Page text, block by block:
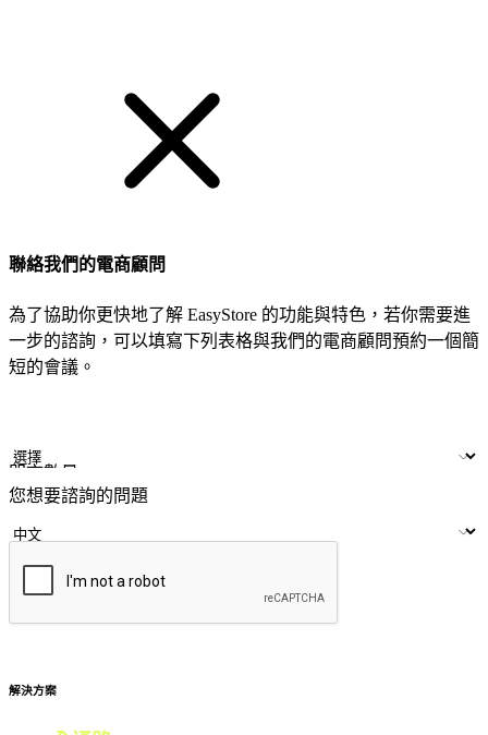
聯絡我們的電商顧問
為了協助你更快地了解 EasyStore 的功能與特色，若你需要進
一步的諮詢，可以填寫下列表格與我們的電商顧問預約一個簡
短的會議。
LINE ID
門市數量
您想要諮詢的問題
解決方案